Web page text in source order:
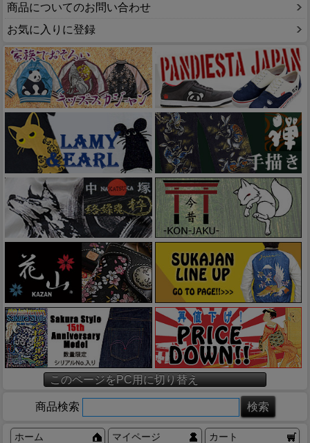
商品についてのお問い合わせ
お気に入りに登録
このページをPC用に切り替え
商品検索
ホーム マイページ カート